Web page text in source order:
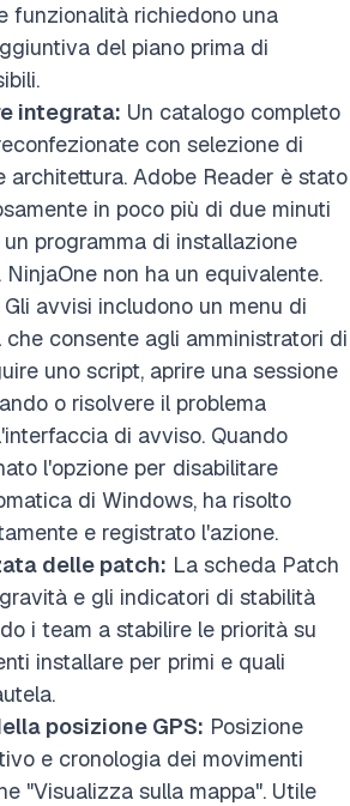
funzionalità richiedono una
del piano prima di
integrata: Un catalogo completo
con selezione di
architettura. Adobe Reader è stato
in poco più di due minuti
programma di installazione
non ha un equivalente.
Gli avvisi includono un menu di
consente agli amministratori di
uno script, aprire una sessione
o risolvere il problema
di avviso. Quando
l'opzione per disabilitare
di Windows, ha risolto
e registrato l'azione.
delle patch: La scheda Patch
e gli indicatori di stabilità
i team a stabilire le priorità su
installare per primi e quali
posizione GPS: Posizione
e cronologia dei movimenti
"Visualizza sulla mappa". Utile